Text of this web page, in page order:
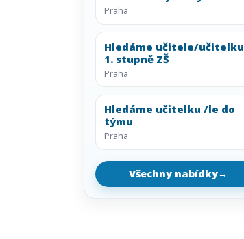
Praha
Hledáme učitele/učitelku
1. stupně ZŠ
Praha
Hledáme učitelku /le do
týmu
Praha
Všechny nabídky→